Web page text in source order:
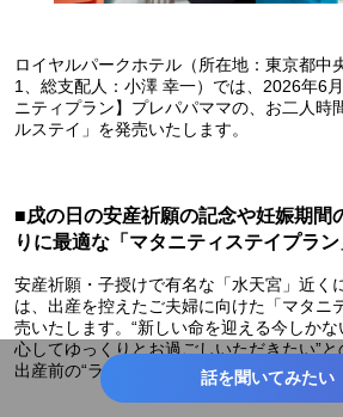
ロイヤルパークホテル（所在地：東京都中
1、総支配人：小澤 幸一）では、2026年6
ニティプラン】プレパパママの、お二人時
ルステイ」を発売いたします。
■戌の日の安産祈願の記念や妊娠期間
りに最適な「マタニティステイプラ
安産祈願・子授けで有名な「水天宮」近く
は、出産を控えたご夫婦に向けた「マタニ
売いたします。“新しい命を迎える今しか
心してゆっくりとお過ごしいただきたい”と
出産前の“ラストおふたりステイ”を叶える
話を聞いてみたい